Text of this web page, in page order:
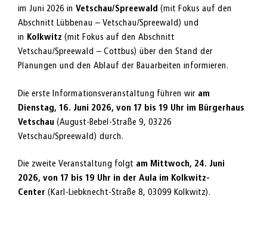
im Juni 2026 in Vetschau/Spreewald (mit Fokus auf den
Abschnitt Lübbenau – Vetschau/Spreewald) und
in Kolkwitz (mit Fokus auf den Abschnitt
Vetschau/Spreewald – Cottbus) über den Stand der
Planungen und den Ablauf der Bauarbeiten informieren.
Die erste Informationsveranstaltung führen wir am
Dienstag, 16. Juni 2026, von 17 bis 19 Uhr im Bürgerhaus
Vetschau (August-Bebel-Straße 9, 03226
Vetschau/Spreewald) durch.
Die zweite Veranstaltung folgt am Mittwoch, 24. Juni
2026, von 17 bis 19 Uhr in der Aula im Kolkwitz-
Center (Karl-Liebknecht-Straße 8, 03099 Kolkwitz).